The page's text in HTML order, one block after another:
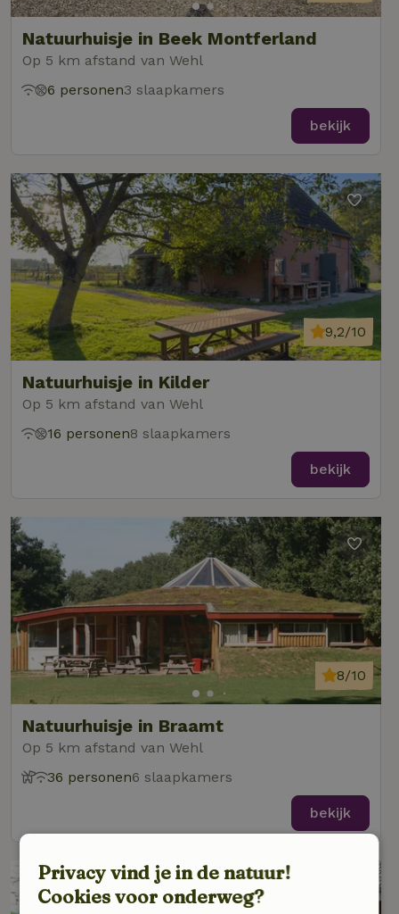
Natuurhuisje in Beek Montferland
Op 5 km afstand van Wehl
6 personen3 slaapkamers
bekijk
Natuurhuisje in Kilder
Op 5 km afstand van Wehl
9,2/10
16 personen8 slaapkamers
bekijk
Natuurhuisje in Braamt
Op 5 km afstand van Wehl
8/10
36 personen6 slaapkamers
bekijk
Privacy vind je in de natuur!
Cookies voor onderweg?